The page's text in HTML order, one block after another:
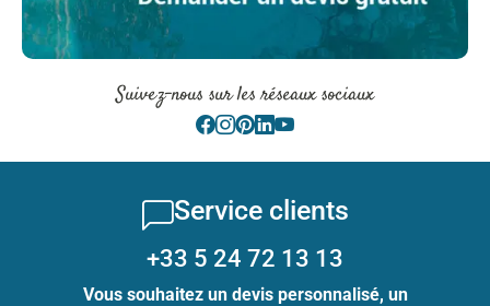
Suivez-nous sur les réseaux sociaux
Service clients
+33 5 24 72 13 13
Vous souhaitez un devis personnalisé, un